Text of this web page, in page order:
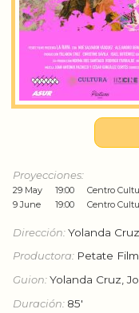
Proyecciones:
29 May 19:00
Centro
9 June
19:00 Centro
Dirección:Yolanda Cruz
Productora: Petate
Guion:Yolanda Cruz,
Duración: 85'